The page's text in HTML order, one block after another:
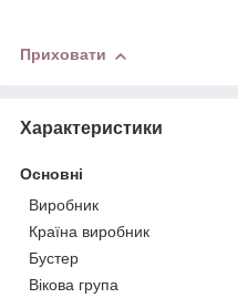
Приховати
Характеристики
Основні
Виробник
Країна виробник
Бустер
Вікова група